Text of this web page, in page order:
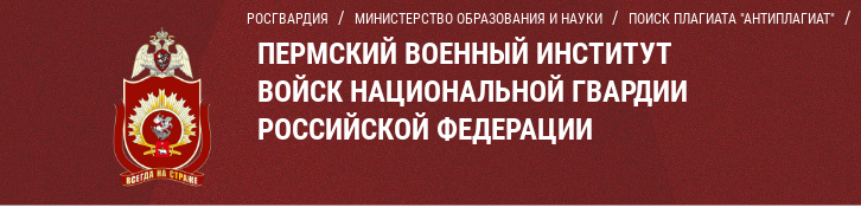
РОСГВАРДИЯ МИНИСТЕРСТВО ОБРАЗОВАНИЯ И НАУКИ ПОИСК ПЛАГИАТА "АНТИПЛАГИАТ"
ПЕРМСКИЙ ВОЕННЫЙ ИНСТИТУТ
ВОЙСК НАЦИОНАЛЬНОЙ ГВАРДИИ
РОССИЙСКОЙ ФЕДЕРАЦИИ